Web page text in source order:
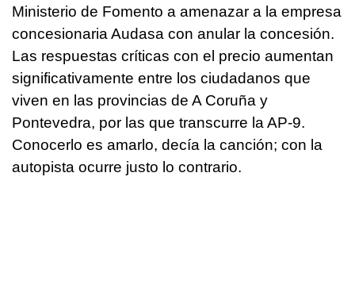
Ministerio de Fomento a amenazar a la empresa
concesionaria Audasa con anular la concesión.
Las respuestas críticas con el precio aumentan
significativamente entre los ciudadanos que
viven en las provincias de A Coruña y
Pontevedra, por las que transcurre la AP-9.
Conocerlo es amarlo, decía la canción; con la
autopista ocurre justo lo contrario.